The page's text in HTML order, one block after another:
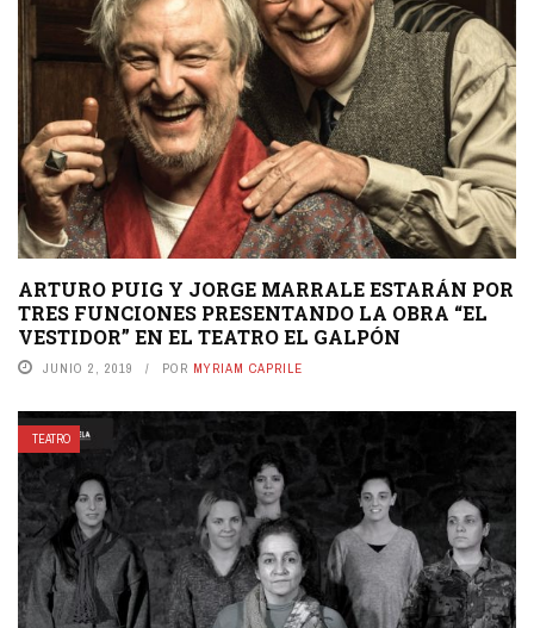
ARTURO PUIG Y JORGE MARRALE ESTARÁN POR
TRES FUNCIONES PRESENTANDO LA OBRA “EL
VESTIDOR” EN EL TEATRO EL GALPÓN
JUNIO 2, 2019 POR MYRIAM CAPRILE
TEATRO